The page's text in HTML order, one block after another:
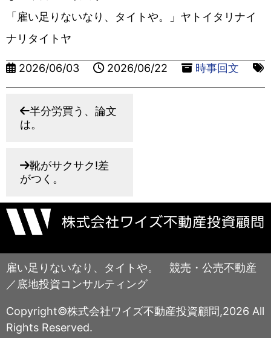
「雇い足りないなり、タイトや。」ヤトイタリナイ
ナリタイトヤ
2026/06/03 2026/06/22 時事回文
半分労買う、論文
は。
靴がサクサク!差
がつく。
雇い足りないなり、タイトや。 競売・公売不動産
／底地投資コンサルティング
Copyright©株式会社ワイズ不動産投資顧問,2026 All
Rights Reserved.